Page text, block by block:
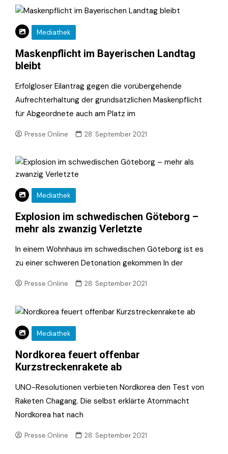
Mediathek
Maskenpflicht im Bayerischen Landtag
bleibt
Erfolgloser Eilantrag gegen die vorübergehende
Aufrechterhaltung der grundsätzlichen Maskenpflicht
für Abgeordnete auch am Platz im
Presse.Online 28. September 2021
Mediathek
Explosion im schwedischen Göteborg –
mehr als zwanzig Verletzte
In einem Wohnhaus im schwedischen Göteborg ist es
zu einer schweren Detonation gekommen In der
Presse.Online 28. September 2021
Mediathek
Nordkorea feuert offenbar
Kurzstreckenrakete ab
UNO-Resolutionen verbieten Nordkorea den Test von
Raketen Chagang. Die selbst erklärte Atommacht
Nordkorea hat nach
Presse.Online 28. September 2021